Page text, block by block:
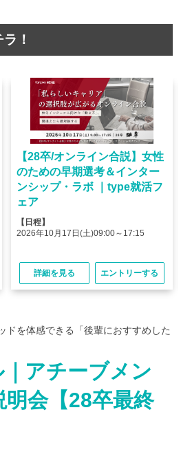
！
【28卒/オンライン合説】女性
のための早期選考＆インター
ンシップ・ラボ ｜type就活フ
ェア
【日程】
2026年10月17日(土)09:00～17:15
詳細を見る エントリーする
を体感できる「後輩におすすめした
アチーブメン
明会【28卒最終